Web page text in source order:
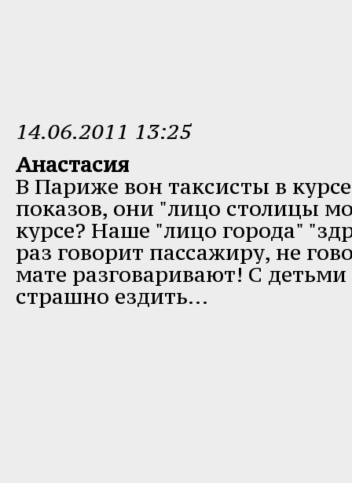
14.06.2011 13:25
Анастасия
В Париже вон таксисты в
показов, они "лицо столицы
курсе? Наше "лицо города"
раз говорит пассажиру, не
мате разговаривают! С
страшно ездить...